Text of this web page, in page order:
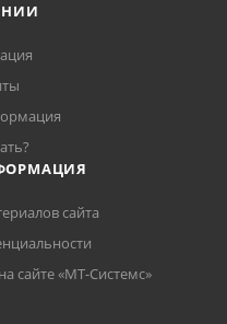
сайта
сайте «МТ-Системс»